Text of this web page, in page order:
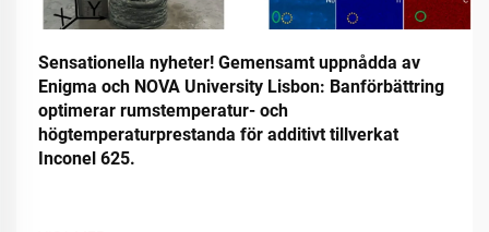
Sensationella nyheter! Gemensamt uppnådda av
Enigma och NOVA University Lisbon: Banförbättring
optimerar rumstemperatur- och
högtemperaturprestanda för additivt tillverkat
Inconel 625.